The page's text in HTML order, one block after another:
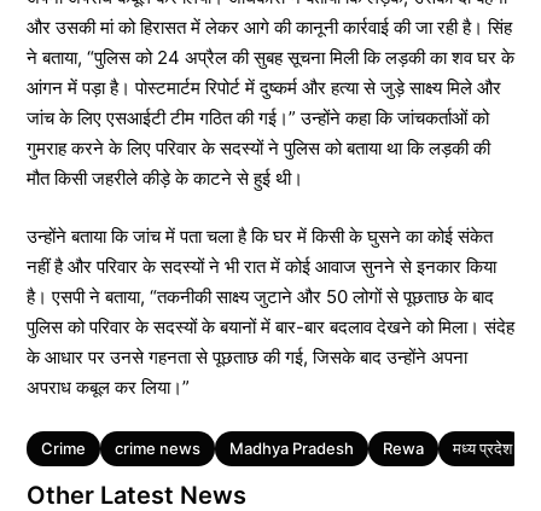
और उसकी मां को हिरासत में लेकर आगे की कानूनी कार्रवाई की जा रही है। सिंह
ने बताया, “पुलिस को 24 अप्रैल की सुबह सूचना मिली कि लड़की का शव घर के
आंगन में पड़ा है। पोस्टमार्टम रिपोर्ट में दुष्कर्म और हत्या से जुड़े साक्ष्य मिले और
जांच के लिए एसआईटी टीम गठित की गई।” उन्होंने कहा कि जांचकर्ताओं को
गुमराह करने के लिए परिवार के सदस्यों ने पुलिस को बताया था कि लड़की की
मौत किसी जहरीले कीड़े के काटने से हुई थी।
उन्होंने बताया कि जांच में पता चला है कि घर में किसी के घुसने का कोई संकेत
नहीं है और परिवार के सदस्यों ने भी रात में कोई आवाज सुनने से इनकार किया
है। एसपी ने बताया, “तकनीकी साक्ष्य जुटाने और 50 लोगों से पूछताछ के बाद
पुलिस को परिवार के सदस्यों के बयानों में बार-बार बदलाव देखने को मिला। संदेह
के आधार पर उनसे गहनता से पूछताछ की गई, जिसके बाद उन्होंने अपना
अपराध कबूल कर लिया।”
Tags
Crime crime news Madhya Pradesh Rewa मध्य प्रदेश
Other Latest News